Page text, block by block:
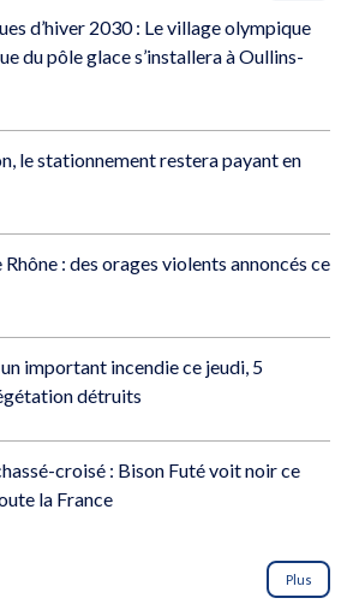
d’hiver 2030 : Le village olympique
du pôle glace s’installera à Oullins-
le stationnement restera payant en
: des orages violents annoncés ce
un important incendie ce jeudi, 5
détruits
croisé : Bison Futé voit noir ce
la France
Plus